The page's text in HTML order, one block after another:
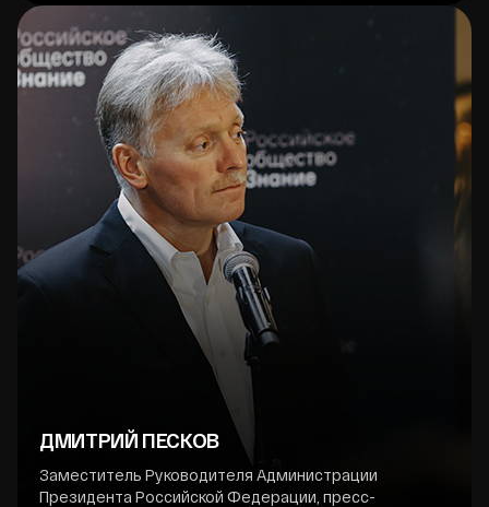
ДМИТРИЙ ПЕСКОВ
Заместитель Руководителя Администрации
Президента Российской Федерации, пресс-